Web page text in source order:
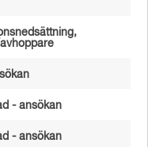
- ansökan
- ansökan